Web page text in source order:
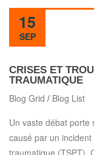
15
SEP
CRISES ET
TRAUMATIQUE
Blog Grid / Blog List
Un vaste débat porte
causé par un
traumatique (TSPT).